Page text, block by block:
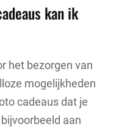
kan ik
het bezorgen van
mogelijkheden
cadeaus dat je
aan